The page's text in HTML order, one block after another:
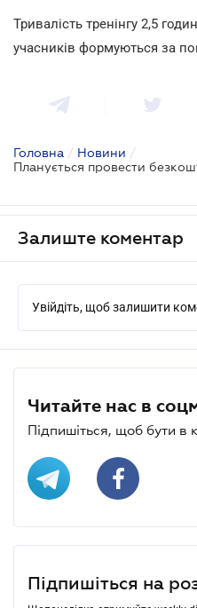
Тривалість тренінгу 2,5
учасників формуються за
Головна / Новини /
Залиште коментар
Увійдіть, щоб залишити
Читайте нас в
Підпишіться, щоб бути в
Підпишіться на